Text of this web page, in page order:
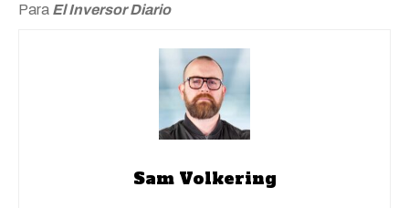
Para El Inversor Diario
Sam Volkering